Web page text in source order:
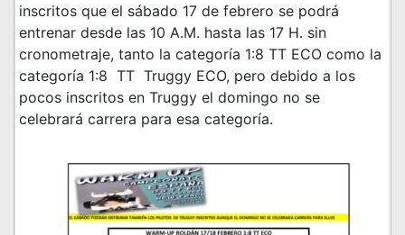
inscritos que el sábado 17 de febrero se podrá
entrenar desde las 10 A.M. hasta las 17 H. sin
cronometraje, tanto la categoría 1:8 TT ECO como la
categoría 1:8 TT Truggy ECO, pero debido a los
pocos inscritos en Truggy el domingo no se
celebrará carrera para esa categoría.